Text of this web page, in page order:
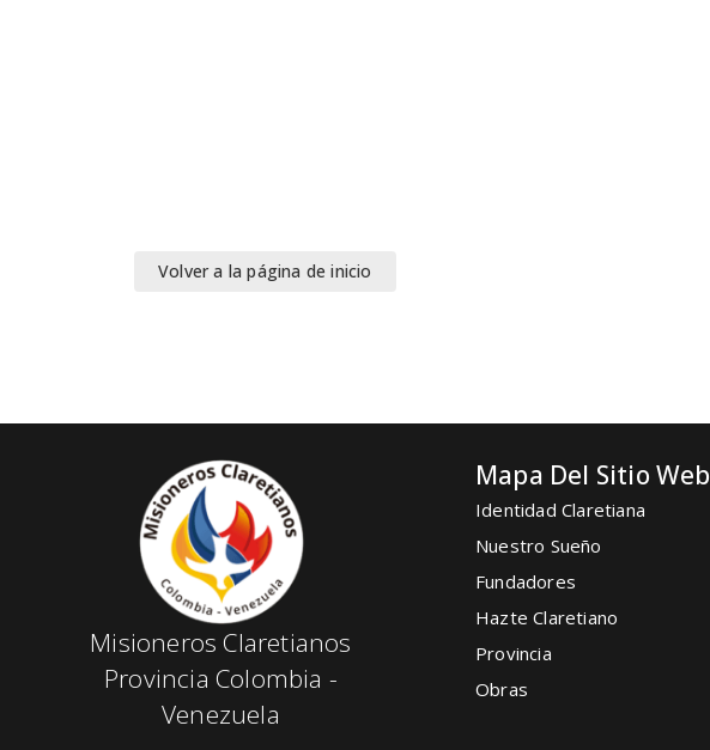
Volver a la página de inicio
Misioneros Claretianos
Provincia Colombia -
Venezuela
Mapa Del Sitio Web
Identidad Claretiana
Nuestro Sueño
Fundadores
Hazte Claretiano
Provincia
Obras